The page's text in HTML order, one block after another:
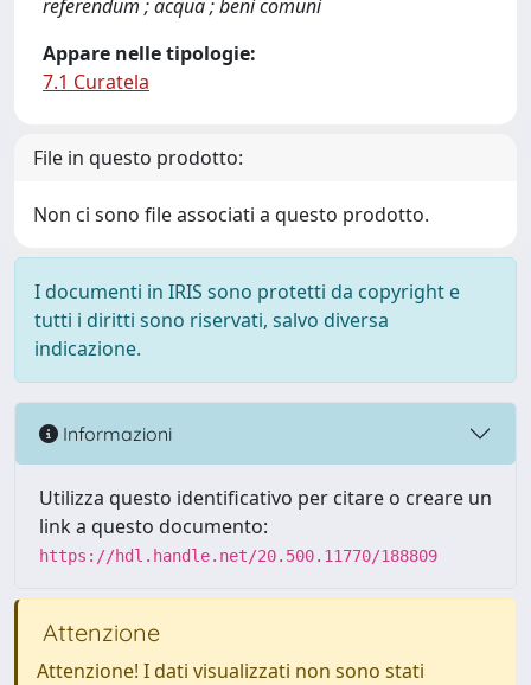
referendum ; acqua ; beni comuni
Appare nelle tipologie:
7.1 Curatela
File in questo prodotto:
Non ci sono file associati a questo prodotto.
I documenti in IRIS sono protetti da copyright e
tutti i diritti sono riservati, salvo diversa
indicazione.
Informazioni
Utilizza questo identificativo per citare o creare un
link a questo documento:
https://hdl.handle.net/20.500.11770/188809
Attenzione
Attenzione! I dati visualizzati non sono stati